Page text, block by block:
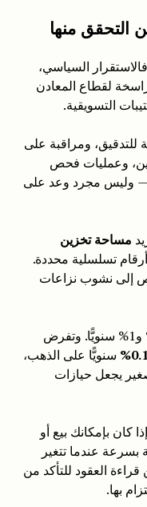
السياسي،
لقطاع المعادن
التسويقية.
للتدقيق، ومراقبة على
وعمليات فحص
— وليس مجرد وعد على
مساحة تخزين
تسلسلية محددة.
إلى نشوب نزاعات
عادةً بين حوالي 0.1% و1% سنويًّا. وتفرض
سنويًّا على الذهب،
يجعل حيازات
كان بإمكانك بيع أو
عندما تتغير
العقود للتأكد من
بها.